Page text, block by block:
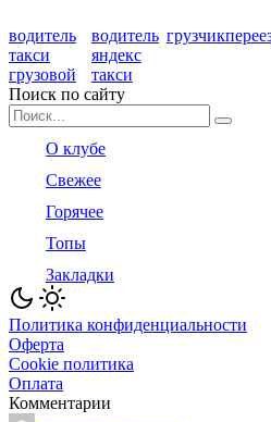
водитель
такси
грузовой
водитель
яндекс
такси
грузчик
Поиск по сайту
Search
for:
О клубе
Свежее
Горячее
Топы
Закладки
Политика конфиденциальности
Оферта
Cookie политика
Оплата
Комментарии